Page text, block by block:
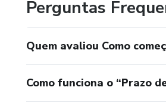
Perguntas
Quem avaliou Como
Como funciona o “Prazo